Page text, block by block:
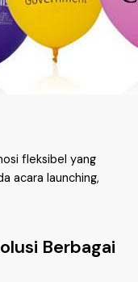
fleksibel yang
acara launching,
Berbagai